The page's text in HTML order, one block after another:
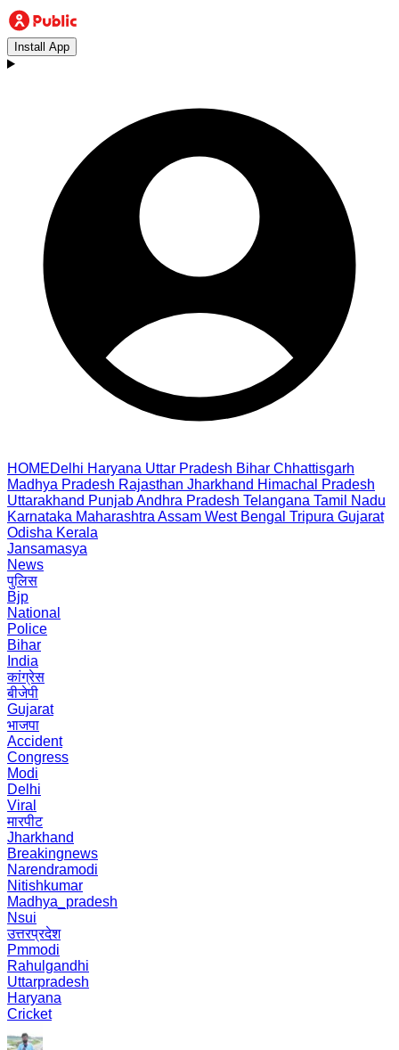
Install App
HOMEDelhi Haryana Uttar Pradesh Bihar Chhattisgarh
Madhya Pradesh Rajasthan Jharkhand Himachal Pradesh
Uttarakhand PunjabAndhra Pradesh Telangana Tamil Nadu
Karnataka Maharashtra Assam West Bengal Tripura Gujarat
Odisha Kerala
Jansamasya
News
पुलिस
Bjp
National
Police
Bihar
India
कांग्रेस
बीजेपी
Gujarat
भाजपा
Accident
Congress
Modi
Delhi
Viral
मारपीट
Jharkhand
Breakingnews
Narendramodi
Nitishkumar
Madhya_pradesh
Nsui
उत्तरप्रदेश
Pmmodi
Rahulgandhi
Uttarpradesh
Haryana
Cricket